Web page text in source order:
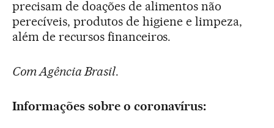
precisam de doações de alimentos não
perecíveis, produtos de higiene e limpeza,
além de recursos financeiros.
Com Agência Brasil.
Informações sobre o coronavírus: